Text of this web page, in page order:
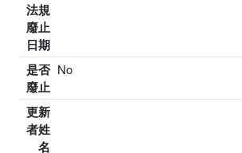
法規
廢止
日期
是否
廢止
No
更新
者姓
名